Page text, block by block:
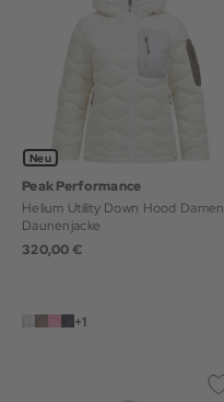
Neu
Peak Performance
Helium Utility Down Hood Damen
Daunenjacke
320,00 €
+1